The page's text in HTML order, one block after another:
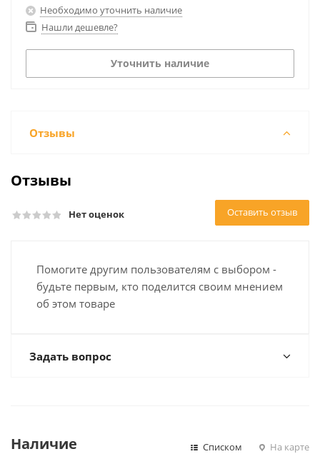
Необходимо уточнить наличие
Нашли дешевле?
Уточнить наличие
Отзывы
Отзывы
Нет оценок Оставить отзыв
Помогите другим пользователям с выбором -
будьте первым, кто поделится своим мнением
об этом товаре
Задать вопрос
Наличие Списком На карте